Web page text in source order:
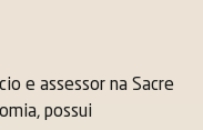
e assessor na Sacre
possui